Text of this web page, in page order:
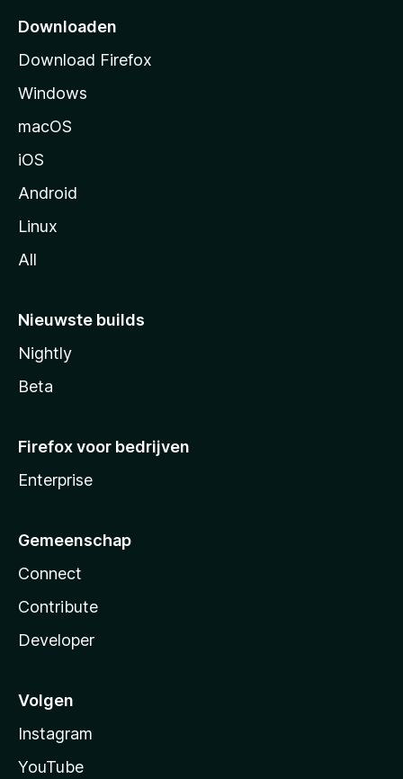
p
g
i
Downloaden
Download Firefox
Windows
macOS
iOS
Android
Linux
All
Nieuwste builds
Nightly
Beta
Firefox voor bedrijven
Enterprise
Gemeenschap
Connect
Contribute
Developer
Volgen
Instagram
YouTube